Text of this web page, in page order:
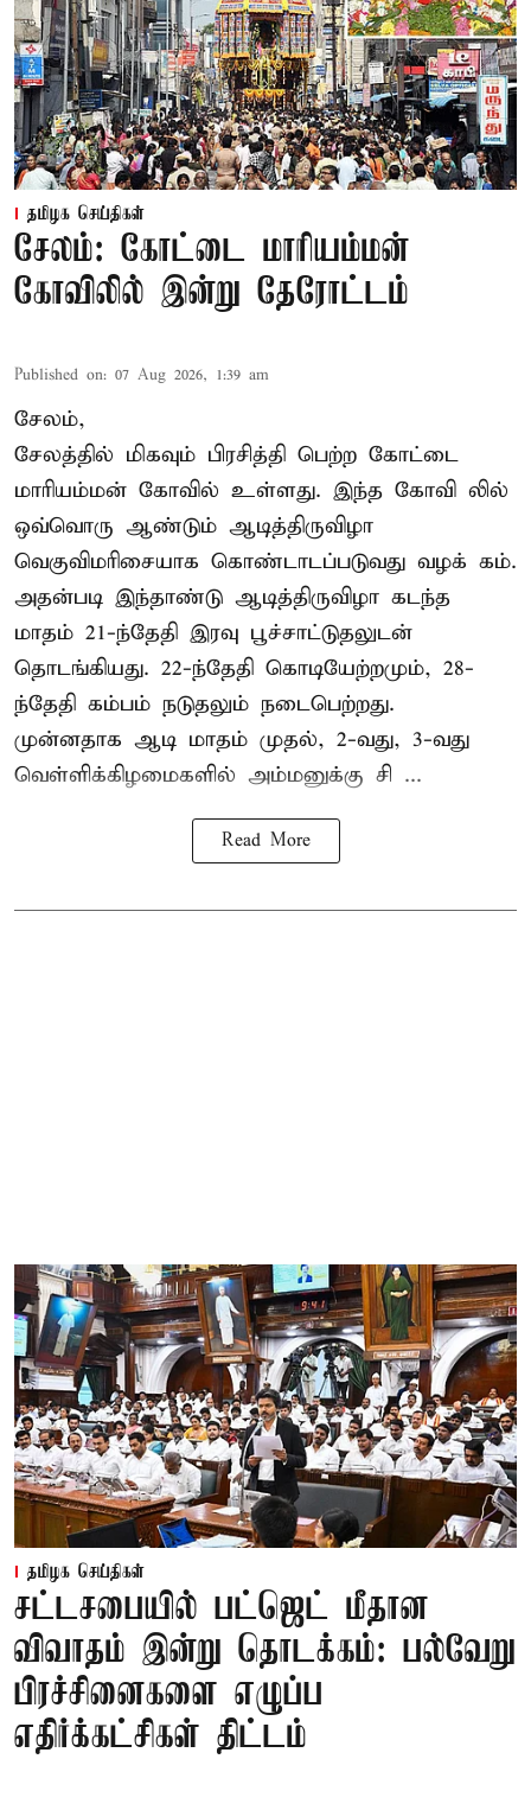
தமிழக செய்திகள்
சேலம்: கோட்டை மாரியம்மன்
கோவிலில் இன்று தேரோட்டம்
Published on: 07 Aug 2026, 1:39 am
சேலம்,
சேலத்தில் மிகவும் பிரசித்தி பெற்ற கோட்டை
மாரியம்மன் கோவில் உள்ளது. இந்த கோவி லில்
ஒவ்வொரு ஆண்டும் ஆடித்திருவிழா
வெகுவிமரிசையாக கொண்டாடப்படுவது வழக் கம்.
அதன்படி இந்தாண்டு ஆடித்திருவிழா கடந்த
மாதம் 21-ந்தேதி இரவு பூச்சாட்டுதலுடன்
தொடங்கியது. 22-ந்தேதி கொடியேற்றமும், 28-
ந்தேதி கம்பம் நடுதலும் நடைபெற்றது.
முன்னதாக ஆடி மாதம் முதல், 2-வது, 3-வது
வெள்ளிக்கிழமைகளில் அம்மனுக்கு சி ...
Read More
தமிழக செய்திகள்
சட்டசபையில் பட்ஜெட் மீதான
விவாதம் இன்று தொடக்கம்: பல்வேறு
பிரச்சினைகளை எழுப்ப
எதிர்க்கட்சிகள் திட்டம்